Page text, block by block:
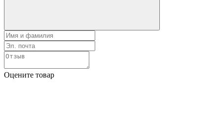
Оцените товар